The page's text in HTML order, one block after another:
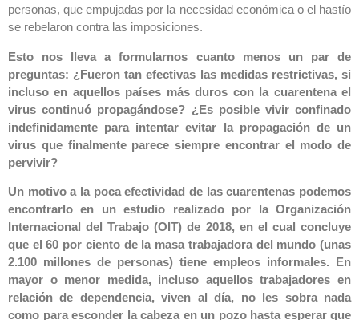
personas, que empujadas por la necesidad económica o el hastío
se rebelaron contra las imposiciones.
Esto nos lleva a formularnos cuanto menos un par de
preguntas: ¿Fueron tan efectivas las medidas restrictivas, si
incluso en aquellos países más duros con la cuarentena el
virus continuó propagándose? ¿Es posible vivir confinado
indefinidamente para intentar evitar la propagación de un
virus que finalmente parece siempre encontrar el modo de
pervivir?
Un motivo a la poca efectividad de las cuarentenas podemos
encontrarlo en un estudio realizado por la Organización
Internacional del Trabajo (OIT) de 2018, en el cual concluye
que el 60 por ciento de la masa trabajadora del mundo (unas
2.100 millones de personas) tiene empleos informales. En
mayor o menor medida, incluso aquellos trabajadores en
relación de dependencia, viven al día, no les sobra nada
como para esconder la cabeza en un pozo hasta esperar que